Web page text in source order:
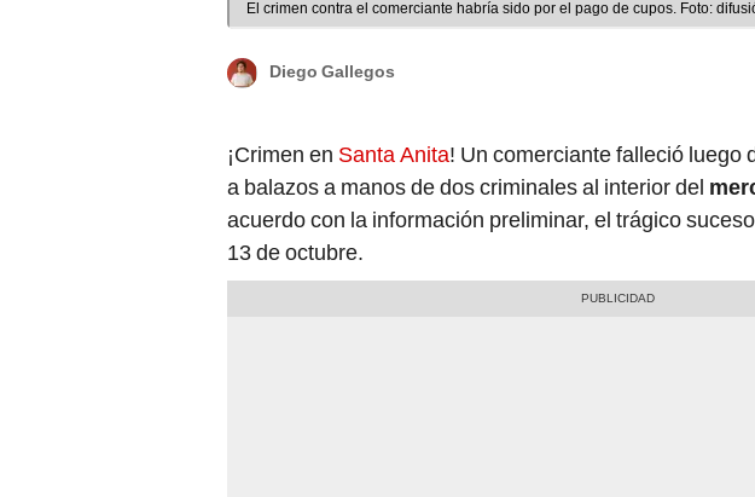
El crimen contra el comerciante habría sido por el pago de cupos. Foto:
Diego Gallegos
¡Crimen en Santa Anita! Un comerciante falleció luego
a balazos a manos de dos criminales al interior del
acuerdo con la información preliminar, el trágico
13 de octubre.